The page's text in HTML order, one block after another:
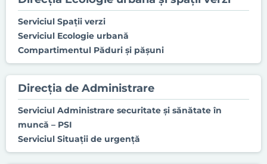
Serviciul Spaţii verzi
Serviciul Ecologie urbană
Compartimentul Păduri și pășuni
Direcţia de Administrare
Serviciul Administrare securitate şi sănătate în
muncă – PSI
Serviciul Situaţii de urgenţă